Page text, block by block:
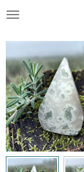
Ga
naar
hoofdinhoud